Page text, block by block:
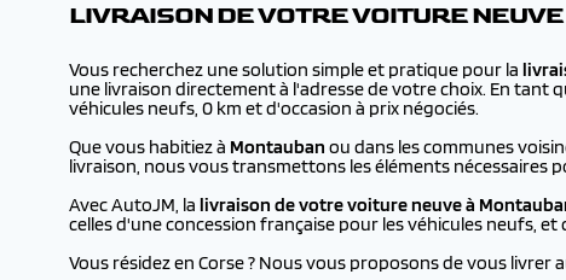
LIVRAISON DE VOTRE VOITURE
Vous recherchez une solution simple et pratique pour la
une livraison directement à l'adresse de votre choix. En tant
véhicules neufs, 0 km et d'occasion à prix négociés.
Que vous habitiez à Montauban ou dans les communes
livraison, nous vous transmettons les éléments
Avec AutoJM, la livraison de votre voiture neuve à
celles d'une concession française pour les véhicules neufs,
Vous résidez en Corse ? Nous vous proposons de vous livrer